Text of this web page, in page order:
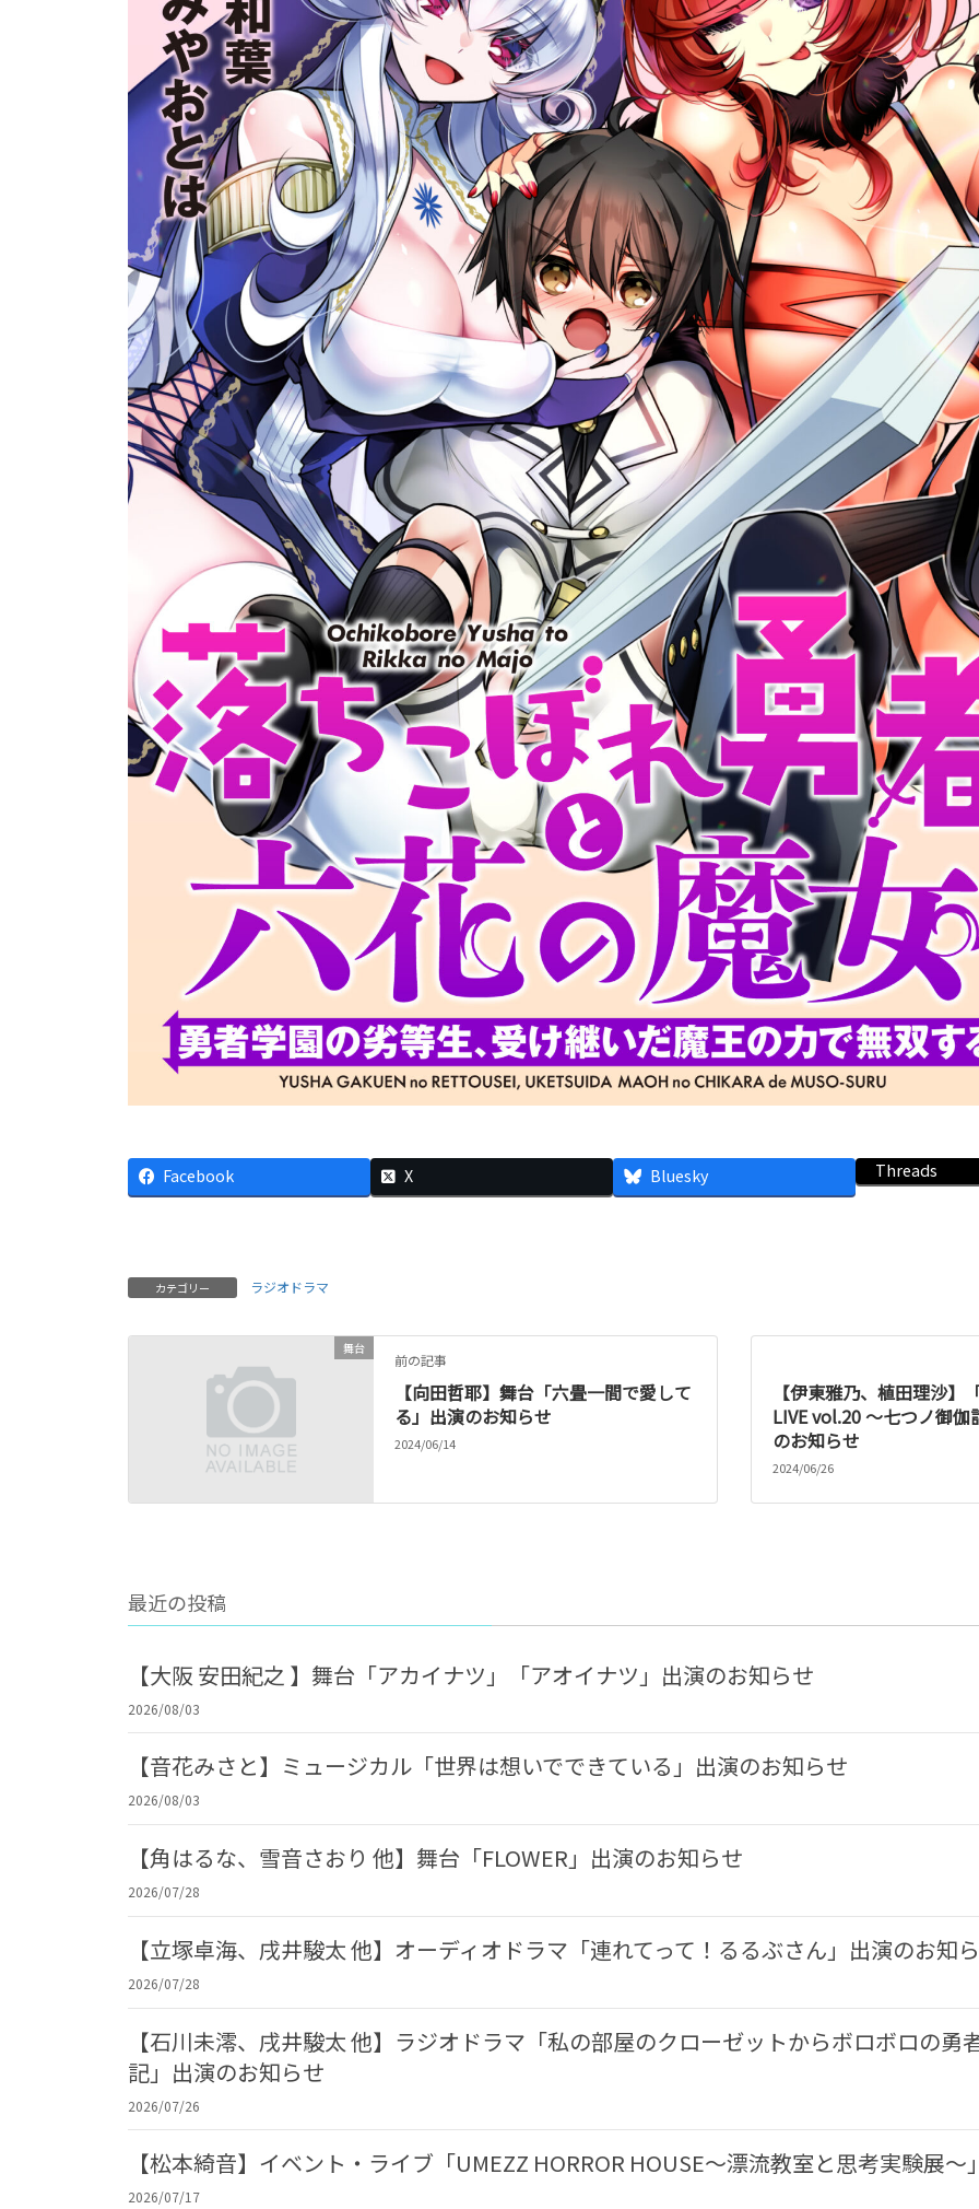
Facebook X Bluesky Threads
カテゴリー ラジオドラマ
舞台
前の記事
【向田哲耶】舞台「六畳一間で愛して
る」出演のお知らせ
2024/06/14
【伊東雅乃、植田理沙】
LIVE vol.20 〜七つノ御伽
のお知らせ
2024/06/26
最近の投稿
【大阪 安田紀之 】舞台「アカイナツ」「アオイナツ」出演のお知らせ
2026/08/03
【音花みさと】ミュージカル「世界は想いでできている」出演のお知らせ
2026/08/03
【角はるな、雪音さおり 他】舞台「FLOWER」出演のお知らせ
2026/07/28
【立塚卓海、戌井駿太 他】オーディオドラマ「連れてって！るるぶさん」出演のお知
2026/07/28
【石川未澪、戌井駿太 他】ラジオドラマ「私の部屋のクローゼットからボロボロの
記」出演のお知らせ
2026/07/26
【松本綺音】イベント・ライブ「UMEZZ HORROR HOUSE〜漂流教室と思考実験展
2026/07/17